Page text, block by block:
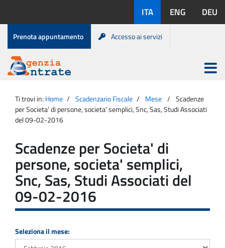
contenuto
disponibili:
ITA ENG DEU
Menu
di
servizio
Prenota appuntamento Accesso ai servizi
Agenzia
Entrate
Apri
menu
principale
Ti trovi in: Home Scadenzario Fiscale Mese
Scadenze
per Societa' di persone, societa' semplici, Snc, Sas, Studi Associati
del 09-02-2016
Scadenze per Societa' di
persone, societa' semplici,
Snc, Sas, Studi Associati del
09-02-2016
Seleziona il mese: